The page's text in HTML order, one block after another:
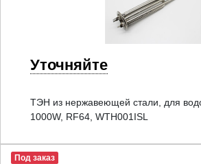
Уточняйте
ТЭН из нержавеющей стали, для
1000W, RF64, WTH001ISL
Под заказ